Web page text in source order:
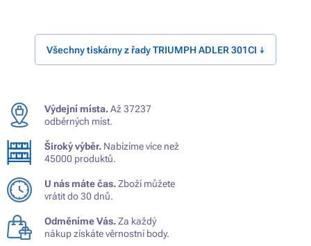
Všechny tiskárny z řady TRIUMPH ADLER 301CI ↓
Výdejní místa.Až 37237
odběrných míst.
Široký výběr. Nabízíme více než
45000 produktů.
U nás máte čas.Zboží můžete
vrátit do 30 dnů.
Odměníme Vás.Za každý
nákup získáte věrnostní body.